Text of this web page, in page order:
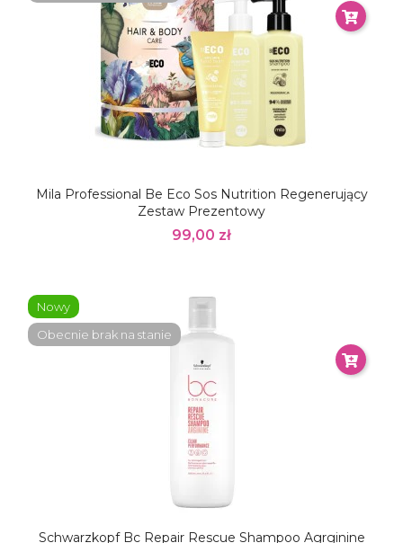
Mila Professional Be Eco Sos Nutrition Regenerujący
Zestaw Prezentowy
99,00 zł
Schwarzkopf Bc Repair Rescue Shampoo Agrginine
Nowy
Obecnie brak na stanie